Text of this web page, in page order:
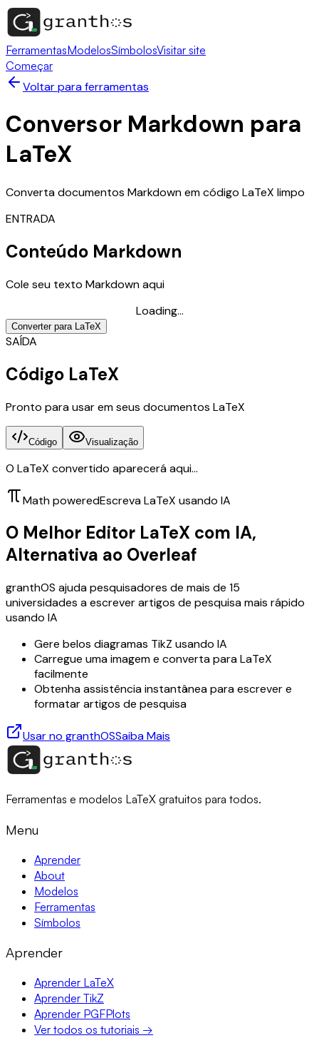
FerramentasModelosSímbolosVisitar site
Começar
Voltar para ferramentas
Conversor Markdown para
LaTeX
Converta documentos Markdown em código LaTeX limpo
ENTRADA
Conteúdo Markdown
Cole seu texto Markdown aqui
Loading...
Converter para LaTeX
SAÍDA
Código LaTeX
Pronto para usar em seus documentos LaTeX
Código Visualização
O LaTeX convertido aparecerá aqui...
Math poweredEscreva LaTeX usando IA
O Melhor Editor LaTeX com IA,
Alternativa ao Overleaf
granthOS ajuda pesquisadores de mais de 15
universidades a escrever artigos de pesquisa mais rápido
usando IA
Gere belos diagramas TikZ usando IA
Carregue uma imagem e converta para LaTeX
facilmente
Obtenha assistência instantânea para escrever e
formatar artigos de pesquisa
Usar no granthOSSaiba Mais
Ferramentas e modelos LaTeX gratuitos para todos.
Menu
Aprender
About
Modelos
Ferramentas
Símbolos
Aprender
Aprender LaTeX
Aprender TikZ
Aprender PGFPlots
Ver todos os tutoriais →